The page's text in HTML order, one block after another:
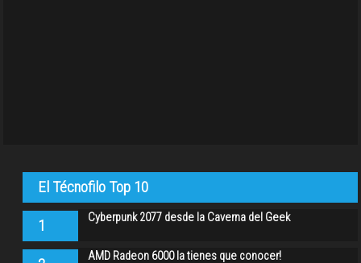
El Técnofilo Top 10
1 Cyberpunk 2077 desde la Caverna del Geek
AMD Radeon 6000 la tienes que conocer!